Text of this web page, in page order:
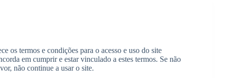
os termos e condições para o acesso e uso do site
em cumprir e estar vinculado a estes termos. Se não
não continue a usar o site.